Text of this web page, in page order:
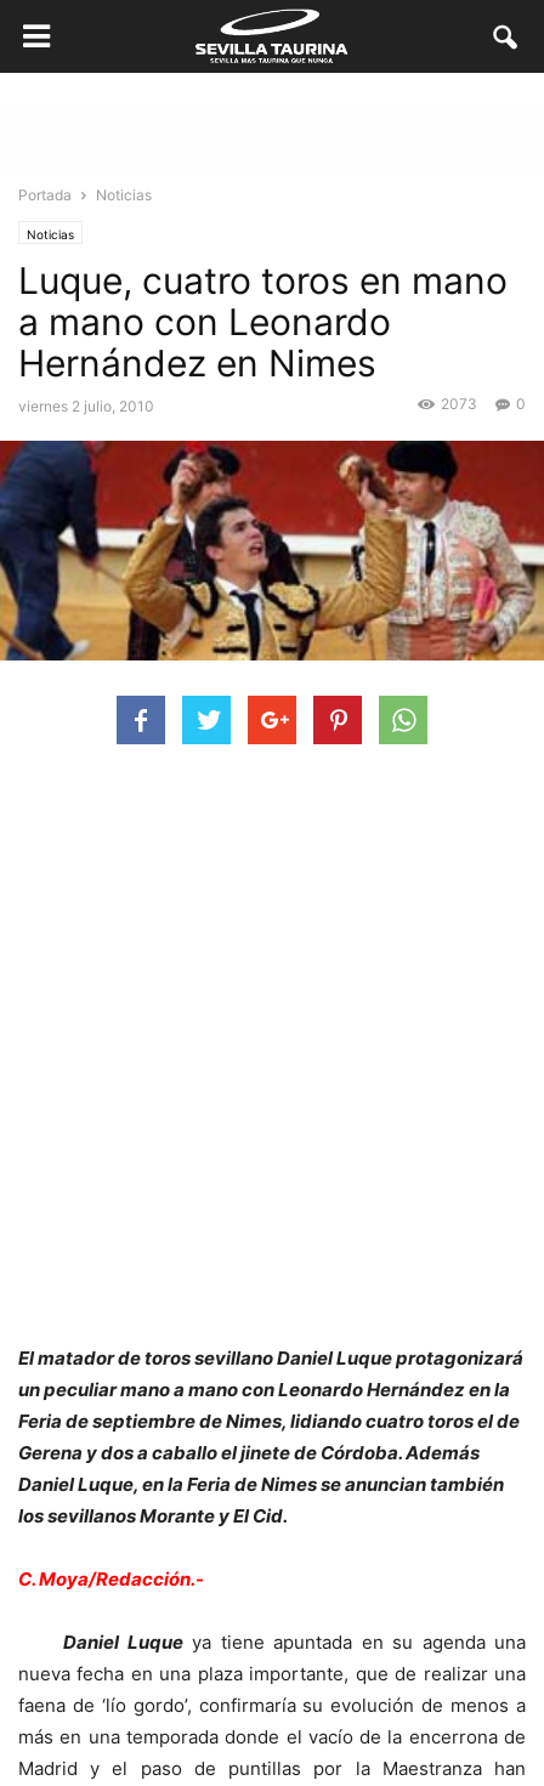
Portada Noticias
Noticias
Luque, cuatro toros en mano
a mano con Leonardo
Hernández en Nimes
viernes 2 julio, 2010 0
2073
El matador de toros sevillano Daniel Luque protagonizará
un peculiar mano a mano con Leonardo Hernández en la
Feria de septiembre de Nimes, lidiando cuatro toros el de
Gerena y dos a caballo el jinete de Córdoba. Además
Daniel Luque, en la Feria de Nimes se anuncian también
los sevillanos Morante y El Cid.
C. Moya/Redacción.-
Daniel Luqueya tiene apuntada en su agenda una
nueva fecha en una plaza importante, que de realizar una
faena de ‘lío gordo’, confirmaría su evolución de menos a
más en una temporada donde el vacío de la encerrona de
Madrid y el paso de puntillas por la Maestranza han